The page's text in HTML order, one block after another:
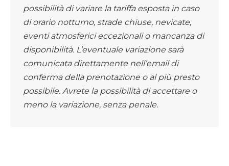
possibilità di variare la tariffa esposta in caso
di orario notturno, strade chiuse, nevicate,
eventi atmosferici eccezionali o mancanza di
disponibilità. L’eventuale variazione sarà
comunicata direttamente nell’email di
conferma della prenotazione o al più presto
possibile. Avrete la possibilità di accettare o
meno la variazione, senza penale.